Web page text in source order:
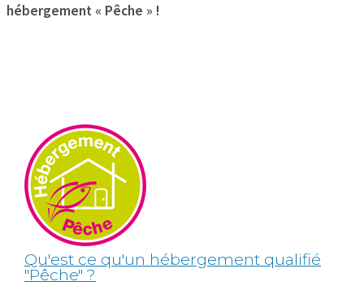
hébergement « Pêche » !
Qu'est ce qu'un hébergement qualifié
"Pêche" ?